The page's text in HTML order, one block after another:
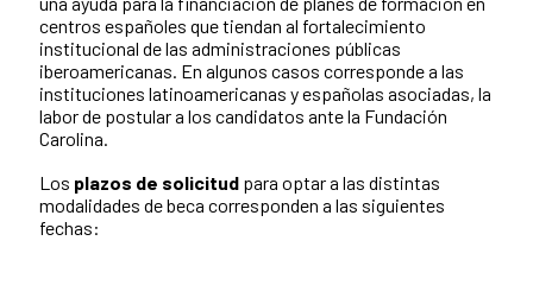
centros españoles que tiendan al fortalecimiento
institucional de las administraciones públicas
iberoamericanas. En algunos casos corresponde a las
instituciones latinoamericanas y españolas asociadas, la
labor de postular a los candidatos ante la Fundación
Carolina.
Los plazos de solicitud para optar a las distintas
modalidades de beca corresponden a las siguientes
fechas: